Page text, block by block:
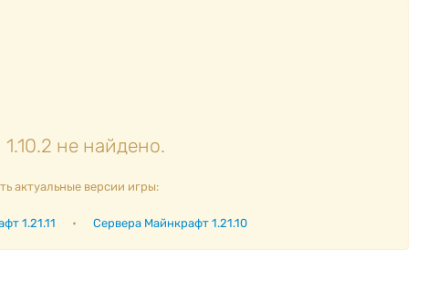
не найдено.
актуальные версии игры:
1.21.11 • Сервера Майнкрафт 1.21.10